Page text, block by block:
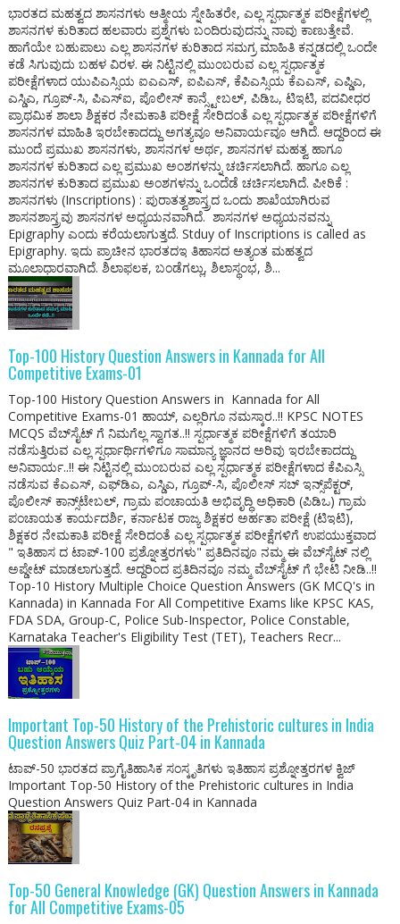
ಭಾರತದ ಮಹತ್ವದ ಶಾಸನಗಳು ಆತ್ಮೀಯ ಸ್ನೇಹಿತರೇ, ಎಲ್ಲ ಸ್ಪರ್ಧಾತ್ಮಕ ಪರೀಕ್ಷೆಗಳಲ್ಲಿ
ಶಾಸನಗಳ ಕುರಿತಾದ ಹಲವಾರು ಪ್ರಶ್ನೆಗಳು ಬಂದಿರುವುದನ್ನು ನಾವು ಕಾಣುತ್ತೇವೆ.
ಹಾಗೆಯೇ ಬಹುಪಾಲು ಎಲ್ಲ ಶಾಸನಗಳ ಕುರಿತಾದ ಸಮಗ್ರ ಮಾಹಿತಿ ಕನ್ನಡದಲ್ಲಿ ಒಂದೇ
ಕಡೆ ಸಿಗುವುದು ಬಹಳ ವಿರಳ. ಈ ನಿಟ್ಟಿನಲ್ಲಿ ಮುಂಬರುವ ಎಲ್ಲ ಸ್ಪರ್ಧಾತ್ಮಕ
ಪರೀಕ್ಷೆಗಳಾದ ಯುಪಿಎಸ್ಸಿಯ ಐಎಎಸ್, ಐಪಿಎಸ್, ಕೆಪಿಎಸ್ಸಿಯ ಕೆಎಎಸ್, ಎಪ್ಡಿಎ,
ಎಸ್ಡಿಎ, ಗ್ರೂಪ್-ಸಿ, ಪಿಎಸ್ಐ, ಪೊಲೀಸ್ ಕಾನ್ಸ್ಟೇಬಲ್, ಪಿಡಿಒ, ಟಿಇಟಿ, ಪದವೀಧರ
ಪ್ರಾಥಮಿಕ ಶಾಲಾ ಶಿಕ್ಷಕರ ನೇಮಕಾತಿ ಪರೀಕ್ಷೆ ಸೇರಿದಂತೆ ಎಲ್ಲ ಸ್ಪರ್ಧಾತ್ಮಕ ಪರೀಕ್ಷೆಗಳಿಗೆ
ಶಾಸನಗಳ ಮಾಹಿತಿ ಇರಬೇಕಾದದ್ದು ಅಗತ್ಯವೂ ಅನಿವಾರ್ಯವೂ ಆಗಿದೆ. ಆದ್ದರಿಂದ ಈ
ಮುಂದೆ ಪ್ರಮುಖ ಶಾಸನಗಳು, ಶಾಸನಗಳ ಅರ್ಥ, ಶಾಸನಗಳ ಮಹತ್ವ ಹಾಗೂ
ಶಾಸನಗಳ ಕುರಿತಾದ ಎಲ್ಲ ಪ್ರಮುಖ ಅಂಶಗಳನ್ನು ಚರ್ಚಿಸಲಾಗಿದೆ. ಹಾಗೂ ಎಲ್ಲ
ಶಾಸನಗಳ ಕುರಿತಾದ ಪ್ರಮುಖ ಅಂಶಗಳನ್ನು ಒಂದೆಡೆ ಚರ್ಚಿಸಲಾಗಿದೆ‌. ಪೀಠಿಕೆ :
ಶಾಸನಗಳು (Inscriptions) : ಪುರಾತತ್ವಶಾಸ್ತ್ರದ ಒಂದು ಶಾಖೆಯಾಗಿರುವ
ಶಾಸನಶಾಸ್ತ್ರವು ಶಾಸನಗಳ ಅಧ್ಯಯನವಾಗಿದೆ. ಶಾಸನಗಳ ಅಧ್ಯಯನವನ್ನು
Epigraphy ಎಂದು ಕರೆಯಲಾಗುತ್ತದೆ. Stduy of Inscriptions is called as
Epigraphy. ಇದು ಪ್ರಾಚೀನ ಭಾರತದಇ ತಿಹಾಸದ ಅತ್ಯಂತ ಮಹತ್ವದ
ಮೂಲಾಧಾರವಾಗಿದೆ. ಶಿಲಾಫಲಕ, ಬಂಡೆಗಲ್ಲು, ಶಿಲಾಸ್ಥಂಭ, ಶಿ...
Top-100 History Question Answers in Kannada for All
Competitive Exams-01
Top-100 History Question Answers in Kannada for All
Competitive Exams-01 ಹಾಯ್, ಎಲ್ಲರಿಗೂ ನಮಸ್ಕಾರ..!! KPSC NOTES
MCQS ವೆಬ್‌ಸೈಟ್ ಗೆ ನಿಮಗೆಲ್ಲ ಸ್ವಾಗತ..!! ಸ್ಪರ್ಧಾತ್ಮಕ ಪರೀಕ್ಷೆಗಳಿಗೆ ತಯಾರಿ
ನಡೆಸುತ್ತಿರುವ ಎಲ್ಲ ಸ್ಪರ್ಧಾರ್ಥಿಗಳಿಗೂ ಸಾಮಾನ್ಯ ಜ್ಞಾನದ ಅರಿವು ಇರಬೇಕಾದದ್ದು
ಅನಿವಾರ್ಯ..!! ಈ ನಿಟ್ಟಿನಲ್ಲಿ ಮುಂಬರುವ ಎಲ್ಲ ಸ್ಪರ್ಧಾತ್ಮಕ ಪರೀಕ್ಷೆಗಳಾದ ಕೆಪಿಎಸ್ಸಿ
ನಡೆಸುವ ಕೆಎಎಸ್, ಎಫ್‌ಡಿಎ, ಎಸ್ಡಿಎ, ಗ್ರೂಪ್-ಸಿ, ಪೊಲೀಸ್ ಸಬ್ ಇನ್ಸ್‌ಪೆಕ್ಟರ್,
ಪೊಲೀಸ್ ಕಾನ್ಸ್‌ಟೇಬಲ್, ಗ್ರಾಮ ಪಂಚಾಯತಿ ಅಭಿವೃದ್ಧಿ ಅಧಿಕಾರಿ (ಪಿಡಿಒ) ಗ್ರಾಮ
ಪಂಚಾಯತ ಕಾರ್ಯದರ್ಶಿ, ಕರ್ನಾಟಕ ರಾಜ್ಯ ಶಿಕ್ಷಕರ ಅರ್ಹತಾ ಪರೀಕ್ಷೆ (ಟಿಇಟಿ),
ಶಿಕ್ಷಕರ ನೇಮಕಾತಿ ಪರೀಕ್ಷೆ ಸೇರಿದಂತೆ ಎಲ್ಲ ಸ್ಪರ್ಧಾತ್ಮಕ ಪರೀಕ್ಷೆಗಳಿಗೆ ಉಪಯುಕ್ತವಾದ
" ಇತಿಹಾಸ ದ ಟಾಪ್-100 ಪ್ರಶ್ನೋತ್ತರಗಳು" ಪ್ರತಿದಿನವೂ ನಮ್ಮ ಈ ವೆಬ್‌ಸೈಟ್ ನಲ್ಲಿ
ಅಪ್ಡೇಟ್ ಮಾಡಲಾಗುತ್ತದೆ. ಆದ್ದರಿಂದ ಪ್ರತಿದಿನವೂ ನಮ್ಮ ವೆಬ್‌ಸೈಟ್ ಗೆ ಭೇಟಿ ನೀಡಿ..!!
Top-10 History Multiple Choice Question Answers (GK MCQ's in
Kannada) in Kannada For All Competitive Exams like KPSC KAS,
FDA SDA, Group-C, Police Sub-Inspector, Police Constable,
Karnataka Teacher's Eligibility Test (TET), Teachers Recr...
Important Top-50 History of the Prehistoric cultures in India
Question Answers Quiz Part-04 in Kannada
ಟಾಪ್-50 ಭಾರತದ ಪ್ರಾಗೈತಿಹಾಸಿಕ ಸಂಸ್ಕೃತಿಗಳು ಇತಿಹಾಸ ಪ್ರಶ್ನೋತ್ತರಗಳ ಕ್ವಿಜ್
Important Top-50 History of the Prehistoric cultures in India
Question Answers Quiz Part-04 in Kannada
Top-50 General Knowledge (GK) Question Answers in Kannada
for All Competitive Exams-05